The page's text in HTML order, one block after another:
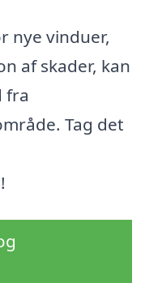
nye vinduer,
af skader, kan
fra
Tag det